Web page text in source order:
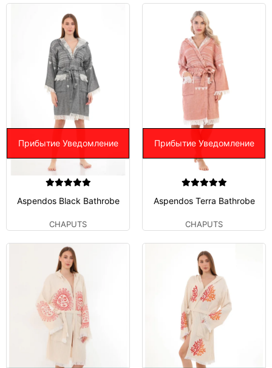
Прибытие Уведомление
Aspendos Black Bathrobe
CHAPUTS
Прибытие Уведомление
Aspendos Terra Bathrobe
CHAPUTS